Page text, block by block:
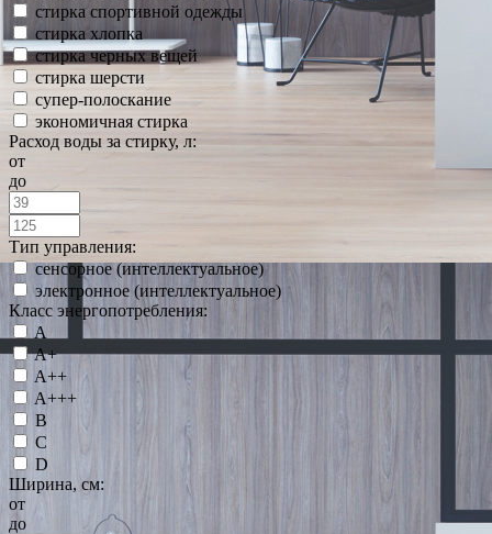
стирка спортивной одежды
стирка хлопка
стирка черных вещей
стирка шерсти
супер-полоскание
экономичная стирка
Расход воды за стирку, л:
от
до
Тип управления:
сенсорное (интеллектуальное)
электронное (интеллектуальное)
Класс энергопотребления:
A
A+
A++
A+++
B
C
D
Ширина, см:
от
до